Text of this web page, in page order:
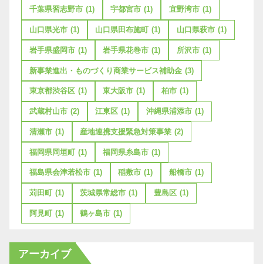
千葉県習志野市 (1) 宇都宮市 (1) 宜野湾市 (1)
山口県光市 (1) 山口県田布施町 (1) 山口県萩市 (1)
岩手県盛岡市 (1) 岩手県花巻市 (1) 所沢市 (1)
新事業進出・ものづくり商業サービス補助金 (3)
東京都渋谷区 (1) 東大阪市 (1) 柏市 (1)
武蔵村山市 (2) 江東区 (1) 沖縄県浦添市 (1)
清瀬市 (1) 産地連携支援緊急対策事業 (2)
福岡県岡垣町 (1) 福岡県糸島市 (1)
福島県会津若松市 (1) 稲敷市 (1) 船橋市 (1)
苅田町 (1) 茨城県常総市 (1) 豊島区 (1)
阿見町 (1) 鶴ヶ島市 (1)
アーカイブ